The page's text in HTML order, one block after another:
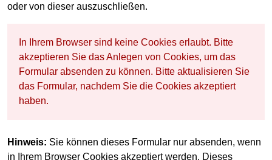
oder von dieser auszuschließen.
In Ihrem Browser sind keine Cookies erlaubt. Bitte
akzeptieren Sie das Anlegen von Cookies, um das
Formular absenden zu können. Bitte aktualisieren Sie
das Formular, nachdem Sie die Cookies akzeptiert
haben.
Hinweis: Sie können dieses Formular nur absenden, wenn
in Ihrem Browser Cookies akzeptiert werden. Dieses